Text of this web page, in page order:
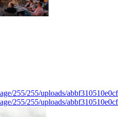
255/255/uploads/
255/255/uploads/